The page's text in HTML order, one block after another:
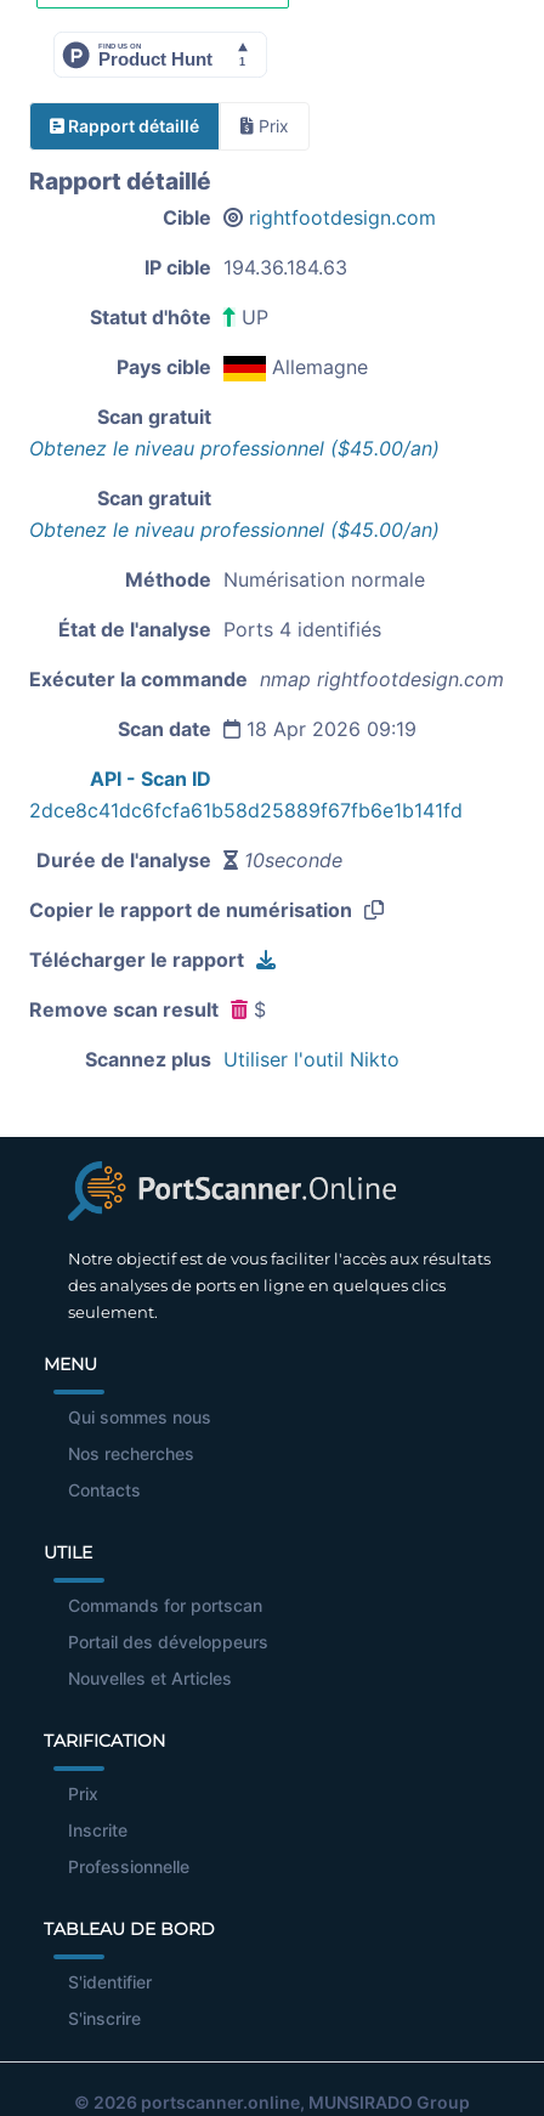
Rapport détaillé Prix
Rapport détaillé
Cible rightfootdesign.com
IP cible 194.36.184.63
Statut d'hôte UP
Pays cible Allemagne
Scan gratuit
Obtenez le niveau professionnel ($45.00/an)
Scan gratuit
Obtenez le niveau professionnel ($45.00/an)
Méthode Numérisation normale
État de l'analyse Ports 4 identifiés
Exécuter la commande nmap rightfootdesign.com
Scan date 18 Apr 2026 09:19
API - Scan ID
2dce8c41dc6fcfa61b58d25889f67fb6e1b141fd
Durée de l'analyse 10seconde
Copier le rapport de numérisation
Télécharger le rapport
Remove scan result $
Scannez plus Utiliser l'outil Nikto
Notre objectif est de vous faciliter l'accès aux résultats
des analyses de ports en ligne en quelques clics
seulement.
MENU
Qui sommes nous
Nos recherches
Contacts
UTILE
Commands for portscan
Portail des développeurs
Nouvelles et Articles
TARIFICATION
Prix
Inscrite
Professionnelle
TABLEAU DE BORD
S'identifier
S'inscrire
© 2026 portscanner.online, MUNSIRADO Group